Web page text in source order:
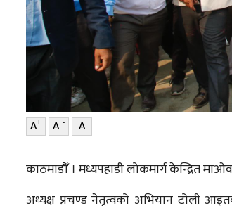
A+ A- A
काठमाडौँ । मध्यपहाडी लोकमार्ग केन्द्रित
अध्यक्ष प्रचण्ड नेतृत्वको अभियान टोली